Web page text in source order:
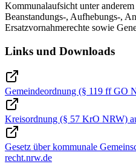
Kommunalaufsicht unter
Beanstandungs-, Aufhebungs-,
Ersatzvornahmerechte sowie
Links und Downloads
Gemeindeordnung (§ 119 ff GO
Kreisordnung (§ 57 KrO NRW)
Gesetz über kommunale
recht.nrw.de